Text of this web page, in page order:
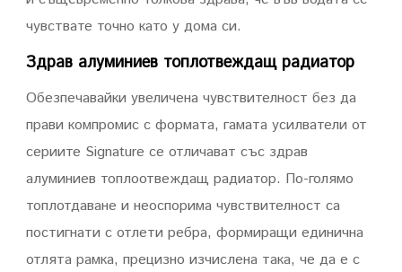
чувствате точно като у дома си.
Здрав алуминиев топлотвеждащ радиатор
Обезпечавайки увеличена чувствителност без да
прави компромис с формата, гамата усилватели от
сериите Signature се отличават със здрав
алуминиев топлоотвеждащ радиатор. По-голямо
топлотдаване и неоспорима чувствителност са
постигнати с отлети ребра, формиращи единична
отлята рамка, прецизно изчислена така, че да е с